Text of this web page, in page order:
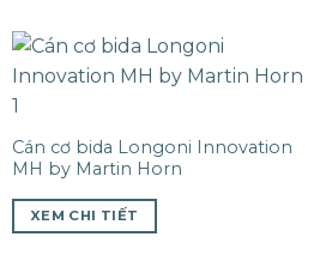
Cán cơ bida Longoni Innovation
MH by Martin Horn
XEM CHI TIẾT